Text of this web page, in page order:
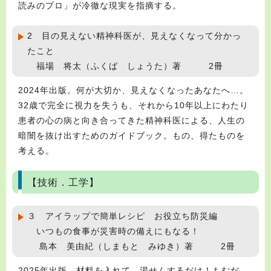
読みのプロ」が冷徹な現実を指摘する。
2 目の見えない精神科医が、見えなくなって分かっ
たこと
福場 将太（ふくば しょうた）著 2冊
2024年出版。何が大切か、見えなくなったあなたへ…。
32歳で完全に視力を失うも、それから10年以上にわたり
患者の心の病と向き合ってきた精神科医による、人生の
暗闇を抜け出すためのガイドブック。もの、得たものを
考える。
【技術．工学】
３ アイラップで簡単レシピ お役立ち防災編
いつもの食事が災害時の備えにもなる！
島本 美由紀（しまもと みゆき）著 2冊